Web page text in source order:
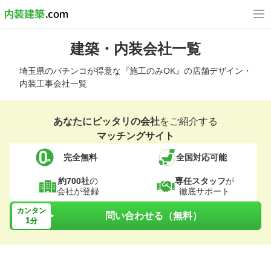
建築・内装会社一覧
埼玉県のパチンコが得意な『施工のみOK』の店舗デザイン・
内装工事会社一覧
あなたにピッタリの会社をご紹介する
マッチングサイト
完全無料 全国対応可能
約700社の
会社が登録
専任スタッフが
徹底サポート
カンタン
1分 問い合わせる（無料）